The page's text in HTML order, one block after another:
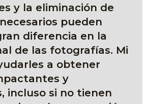
y la eliminación de
pueden
diferencia en la
de las fotografías. Mi
a obtener
y
incluso si no tienen